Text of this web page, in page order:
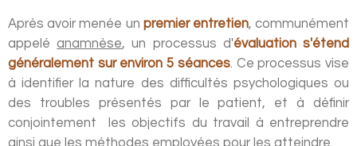
Après avoir menée un premier entretien, communément
appeléanamnèse, un processus d'évaluation s'étend
généralement sur environ 5 séances. Ce processus vise
à identifier la nature des difficultés psychologiques ou
des troubles présentés par le patient, et à définir
conjointement les objectifs du travail à entreprendre
ainsi que les méthodes employées pour les atteindre.